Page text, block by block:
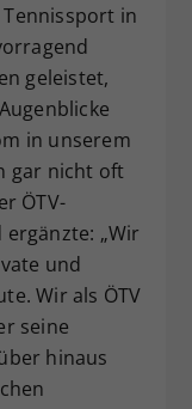
in
geleistet,
in unserem
gar nicht oft
ÖTV-
„Wir
und
Wir als ÖTV
seine
hinaus